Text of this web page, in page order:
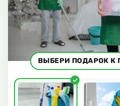
ВЫБЕРИ ПОДАРОК К